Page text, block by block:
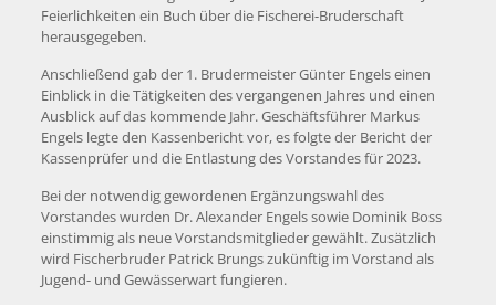
Feierlichkeiten ein Buch über die Fischerei-Bruderschaft
herausgegeben.
Anschließend gab der 1. Brudermeister Günter Engels einen
Einblick in die Tätigkeiten des vergangenen Jahres und einen
Ausblick auf das kommende Jahr. Geschäftsführer Markus
Engels legte den Kassenbericht vor, es folgte der Bericht der
Kassenprüfer und die Entlastung des Vorstandes für 2023.
Bei der notwendig gewordenen Ergänzungswahl des
Vorstandes wurden Dr. Alexander Engels sowie Dominik Boss
einstimmig als neue Vorstandsmitglieder gewählt. Zusätzlich
wird Fischerbruder Patrick Brungs zukünftig im Vorstand als
Jugend- und Gewässerwart fungieren.